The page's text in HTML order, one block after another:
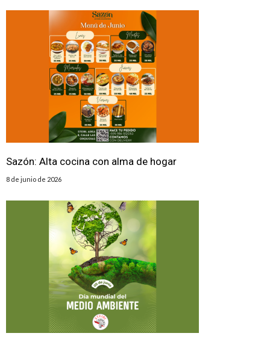
Sazón: Alta cocina con alma de hogar
8 de junio de 2026